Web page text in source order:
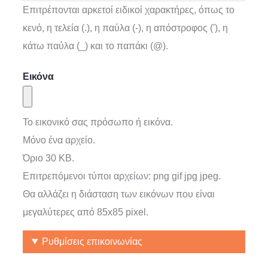
Επιτρέπονται αρκετοί ειδικοί χαρακτήρες, όπως το
κενό, η τελεία (.), η παύλα (-), η απόστροφος ('), η
κάτω παύλα (_) και το παπάκι (@).
Εικόνα
Το εικονικό σας πρόσωπο ή εικόνα.
Μόνο ένα αρχείο.
Όριο 30 KB.
Επιτρεπόμενοι τύποι αρχείων: png gif jpg jpeg.
Θα αλλάζει η διάσταση των εικόνων που είναι
μεγαλύτερες από 85x85 pixel.
Ρυθμίσεις επικοινωνίας